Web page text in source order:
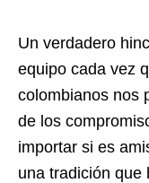
Un verdadero
equipo cada vez
colombianos nos
de los
importar si es
una tradición que